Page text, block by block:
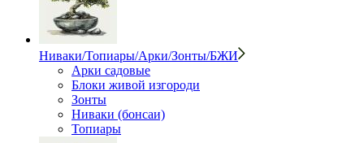
Ниваки/Топиары/Арки/Зонты/БЖИ
Арки садовые
Блоки живой изгороди
Зонты
Ниваки (бонсаи)
Топиары